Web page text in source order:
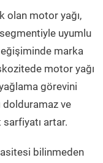
olan motor yağı,
uyumlu
marka
motor yağı
görevini
dolduramaz ve
sarfiyatı artar.
bilinmeden